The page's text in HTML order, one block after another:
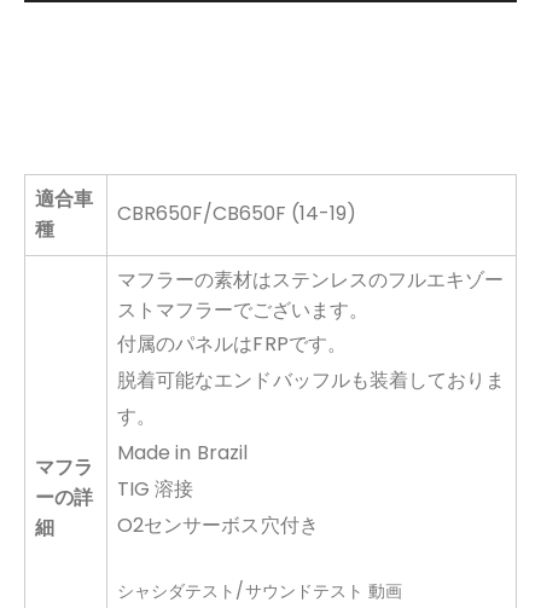
適合車
種
CBR650F/CB650F (14-19)
マフラ
ーの詳
細
マフラーの素材はステンレスのフルエキゾー
ストマフラーでございます。
付属のパネルはFRPです。
脱着可能なエンドバッフルも装着しておりま
す。
Made in Brazil
TIG 溶接
O2センサーボス穴付き
シャシダテスト/サウンドテスト 動画